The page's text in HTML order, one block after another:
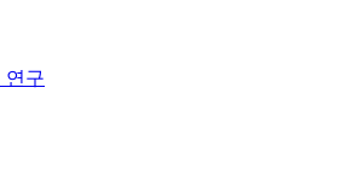
연구